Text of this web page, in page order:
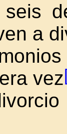
seis
a
vez